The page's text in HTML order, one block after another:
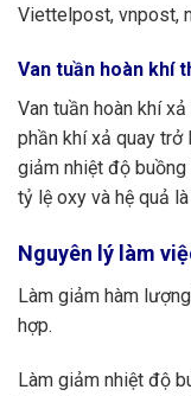
Viettelpost, vnpost,
Van tuần hoàn khí
Van tuần hoàn khí
phần khí xả quay trở
giảm nhiệt độ
tỷ lệ oxy và hệ quả
Nguyên lý làm
Làm giảm hàm
hợp.
Làm giảm nhiệt độ